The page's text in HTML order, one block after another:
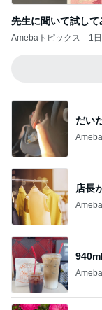
先生に聞いて試し
Amebaトピックス 1
だい
店長